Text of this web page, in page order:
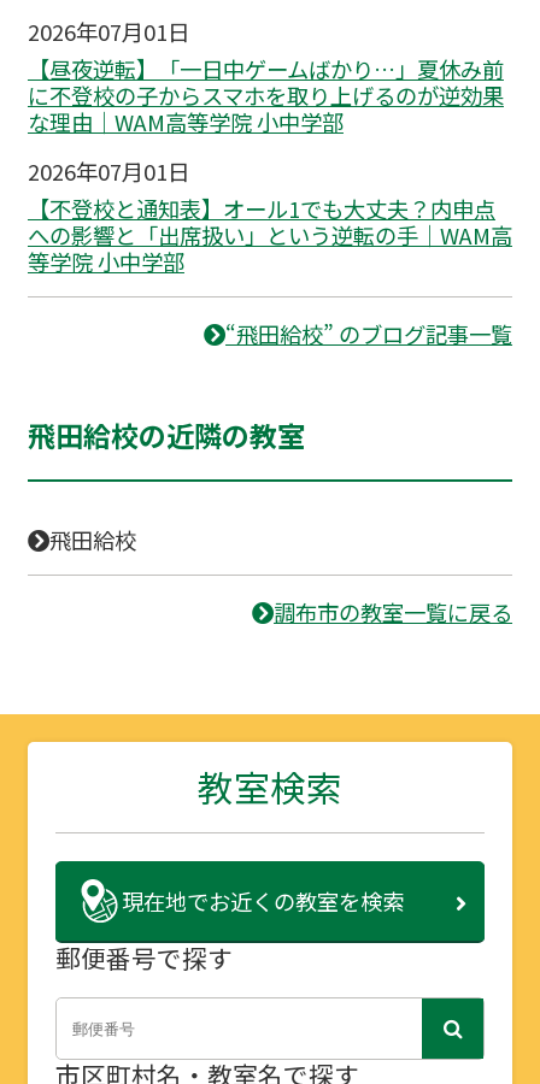
2026年07月01日
【昼夜逆転】「一日中ゲームばかり…」夏休み前
に不登校の子からスマホを取り上げるのが逆効果
な理由｜WAM高等学院 小中学部
2026年07月01日
【不登校と通知表】オール1でも大丈夫？内申点
への影響と「出席扱い」という逆転の手｜WAM高
等学院 小中学部
“飛田給校” のブログ記事一覧
飛田給校の近隣の教室
飛田給校
調布市の教室一覧に戻る
教室検索
現在地でお近くの教室を検索
郵便番号で探す
市区町村名・教室名で探す